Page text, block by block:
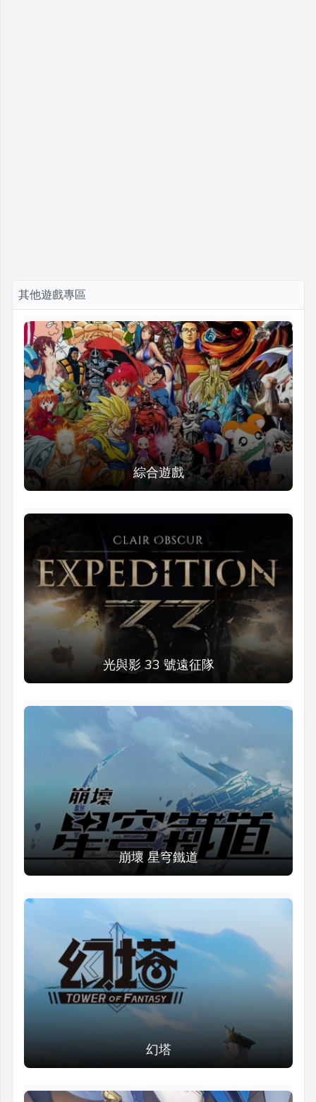
其他遊戲專區
綜合遊戲
光與影 33 號遠征隊
崩壞 星穹鐵道
幻塔